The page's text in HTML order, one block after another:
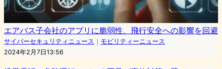
エアバス子会社のアプリに脆弱性、飛行安全への影響を回避
サイバーセキュリティニュース ｜ モビリティーニュース
2024年2月7日13:56